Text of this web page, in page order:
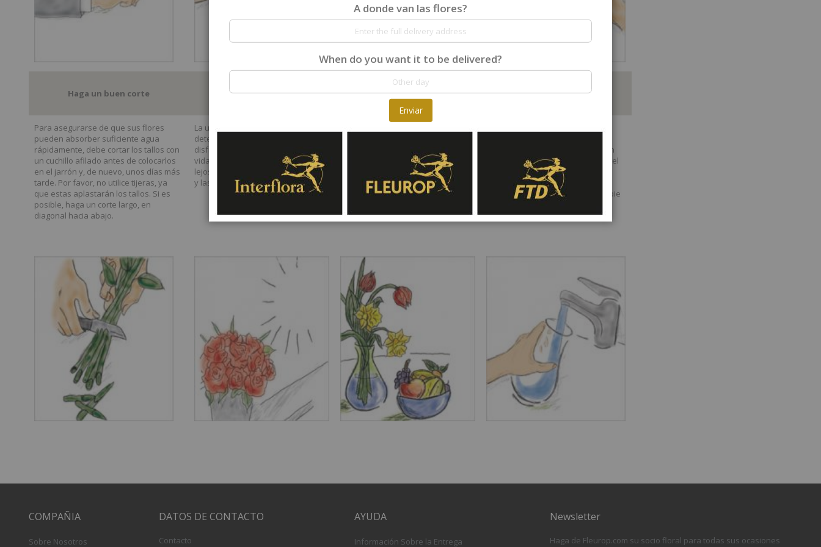
Haga un buen corte Maravilloso a la sombra Mantenga las frutas alejadas Recarga diaria
Para asegurarse de que sus flores
pueden absorber suficiente agua
rápidamente, debe cortar los tallos con
un cuchillo afilado antes de colocarlos
en el jarrón y, de nuevo, unos días más
tarde. Por favor, no utilice tijeras, ya
que estas aplastarán los tallos. Si es
posible, haga un corte largo, en
diagonal hacia abajo.
La ubicación correcta también
determina cuánto tiempo va a
disfrutar de sus flores. Para una
vida más larga, mantenga sus flores
lejos de la luz solar directa, el calor
y las corrientes de aire.
de manzanas, peras, etc. Evite
colocar su ramo cerca de ellas.
rellene el jarrón todos los días con
agua dulce. Después de tres días el
agua debe ser reemplazada por
completo. Asegúrese de limpiar el
jarrón a fondo cada vez que cambie
COMPAÑIA
Sobre Nosotros
DATOS DE CONTACTO
Contacto
AYUDA
Información Sobre la Entrega
Newsletter
Haga de Fleurop.com su socio floral para todas sus ocasiones
A donde van las flores?
When do you want it to be delivered?
Enviar